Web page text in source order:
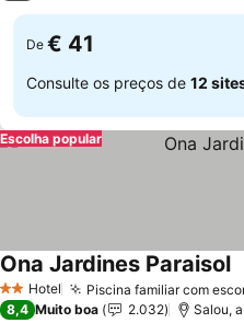
De € 41
Consulte os preços de 12
Escolha popular
2 Estrelas
Hotel Piscina familiar com
Ona Jardines Paraisol
8,4 Muito boa 2.032 Salou,